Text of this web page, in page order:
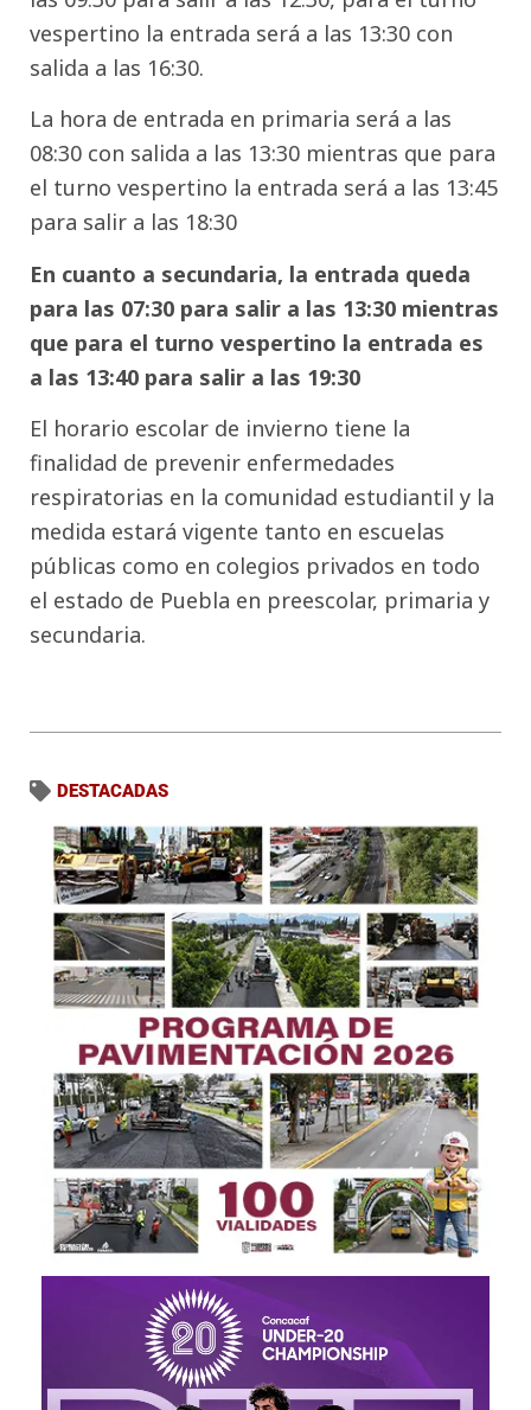
vespertino la entrada será a las 13:30 con
salida a las 16:30.
La hora de entrada en primaria será a las
08:30 con salida a las 13:30 mientras que para
el turno vespertino la entrada será a las 13:45
para salir a las 18:30
En cuanto a secundaria, la entrada queda
para las 07:30 para salir a las 13:30 mientras
que para el turno vespertino la entrada es
a las 13:40 para salir a las 19:30
El horario escolar de invierno tiene la
finalidad de prevenir enfermedades
respiratorias en la comunidad estudiantil y la
medida estará vigente tanto en escuelas
públicas como en colegios privados en todo
el estado de Puebla en preescolar, primaria y
secundaria.
DESTACADAS